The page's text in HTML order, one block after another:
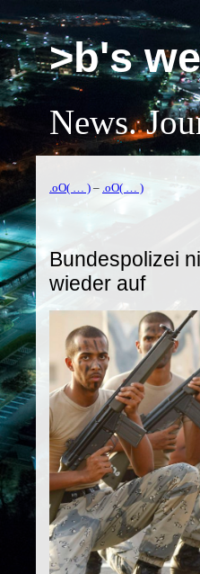
>b's
News.
.oO( … ) – .oO( … )
Bundespolizei
wieder auf